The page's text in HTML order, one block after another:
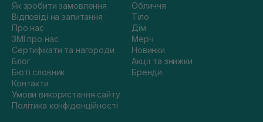
Як зробити замовлення
Відповіді на запитання
Про нас
ЗМІ про нас
Сертифікати та нагороди
Блог
Бюті словник
Контакти
Умови використання сайту
Політика конфіденційності
Обличчя
Тіло
Дім
Мерч
Новинки
Акції та знижки
Бренди